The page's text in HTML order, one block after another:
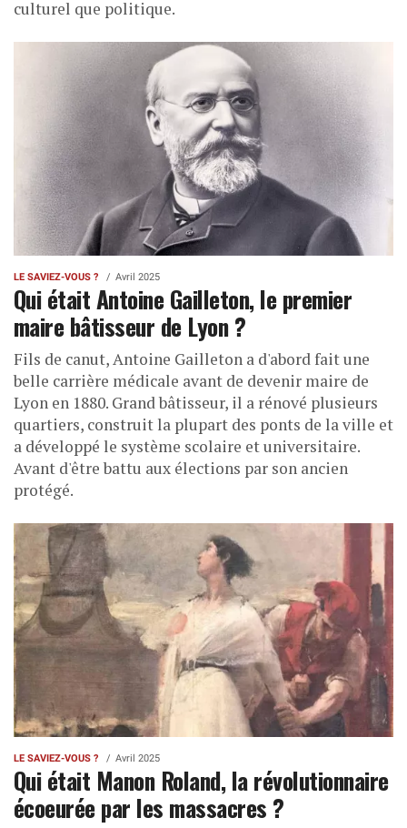
culturel que politique.
LE SAVIEZ-VOUS ? Avril 2025
Qui était Antoine Gailleton, le premier
maire bâtisseur de Lyon ?
Fils de canut, Antoine Gailleton a d'abord fait une
belle carrière médicale avant de devenir maire de
Lyon en 1880. Grand bâtisseur, il a rénové plusieurs
quartiers, construit la plupart des ponts de la ville et
a développé le système scolaire et universitaire.
Avant d'être battu aux élections par son ancien
protégé.
LE SAVIEZ-VOUS ? Avril 2025
Qui était Manon Roland, la révolutionnaire
écoeurée par les massacres ?